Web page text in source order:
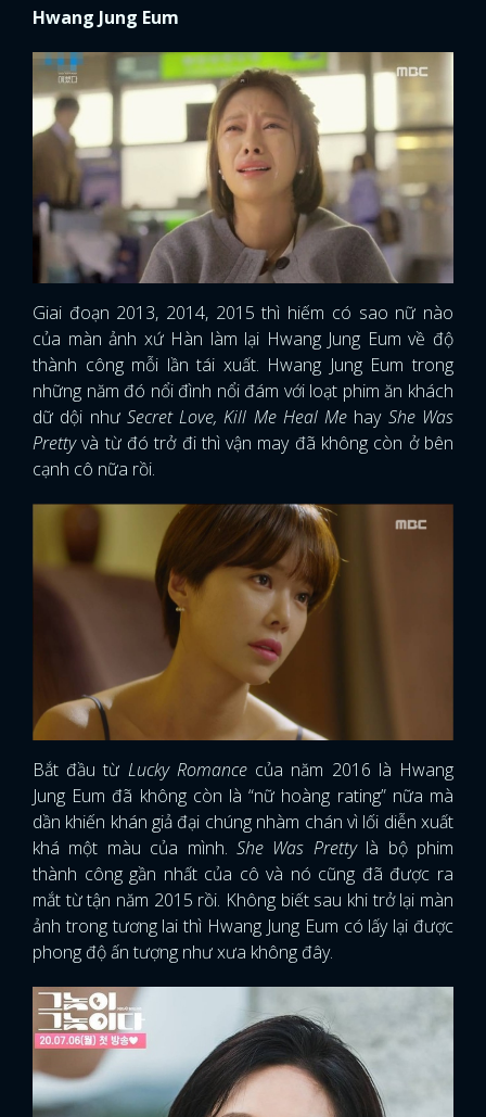
Hwang Jung Eum
Giai đoạn 2013, 2014, 2015 thì hiếm có sao nữ nào
của màn ảnh xứ Hàn làm lại Hwang Jung Eum về độ
thành công mỗi lần tái xuất. Hwang Jung Eum trong
những năm đó nổi đình nổi đám với loạt phim ăn khách
dữ dội như Secret Love, Kill Me Heal Me hay She Was
Prettyvà từ đó trở đi thì vận may đã không còn ở bên
cạnh cô nữa rồi.
Bắt đầu từ Lucky Romancecủa năm 2016 là Hwang
Jung Eum đã không còn là “nữ hoàng rating” nữa mà
dần khiến khán giả đại chúng nhàm chán vì lối diễn xuất
khá một màu của mình. She Was Prettylà bộ phim
thành công gần nhất của cô và nó cũng đã được ra
mắt từ tận năm 2015 rồi. Không biết sau khi trở lại màn
ảnh trong tương lai thì Hwang Jung Eum có lấy lại được
phong độ ấn tượng như xưa không đây.